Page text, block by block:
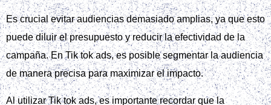
Para configurar una campaña en Tik Tok Ads, primero debes
crear una nueva campaña y seleccionar el objetivo
publicitario. Es importante nombrar la campaña de forma
clara para facilitar la medición y el seguimiento de los
resultados.